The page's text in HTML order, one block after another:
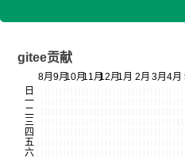
gitee贡献